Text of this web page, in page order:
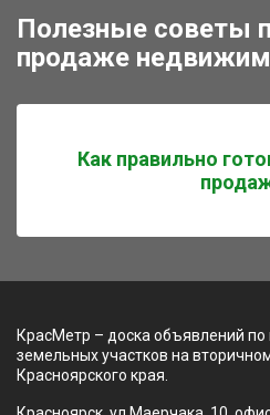
Полезные советы
продаже
Как правильно
КрасМетр – доска объявлений
земельных участков на
Красноярского края.